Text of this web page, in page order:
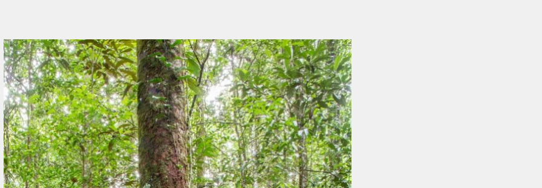
Crédit photo : Peltogyne venosa (c) Laure Mazouin-ONF